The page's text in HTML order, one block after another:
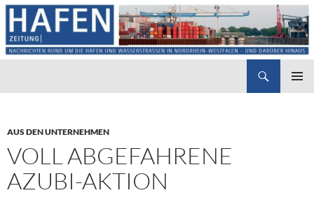
AUS DEN UNTERNEHMEN
VOLL ABGEFAHRENE
AZUBI-AKTION